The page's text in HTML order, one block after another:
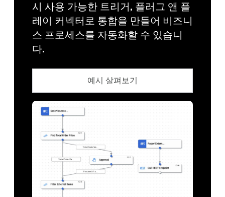
시 사용 가능한 트리거, 플러그 앤 플
레이 커넥터로 통합을 만들어 비즈니
스 프로세스를 자동화할 수 있습니
다.
예시 살펴보기